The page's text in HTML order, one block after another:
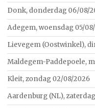
Donk, donderdag 06/08/
Adegem, woensdag 05/
Lievegem (Oostwinkel),
Maldegem-Paddepoele,
Kleit, zondag 02/08/2026
Aardenburg (NL),